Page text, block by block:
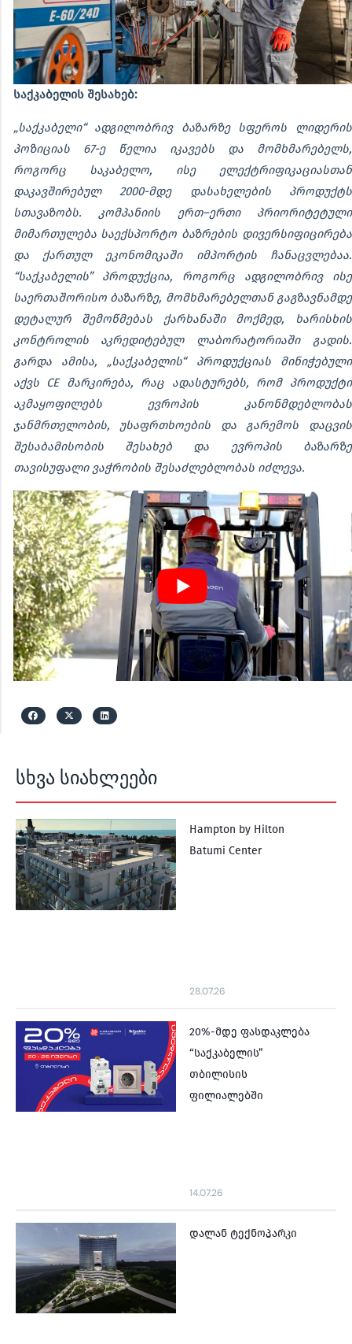
სხვა სიახლეები
Hampton by Hilton
Batumi Center
28.07.26
20%-მდე ფასდაკლება
“საქკაბელის”
თბილისის
ფილიალებში
14.07.26
დალან ტექნოპარკი
საქკაბელის შესახებ:
„საქკაბელი“ ადგილობრივ ბაზარზე სფეროს ლიდერის
პოზიციას 67-ე წელია იკავებს და მომხმარებელს,
როგორც საკაბელო, ისე ელექტრიფიკაციასთან
დაკავშირებულ 2000-მდე დასახელების პროდუქტს
სთავაზობს. კომპანიის ერთ–ერთი პრიორიტეტული
მიმართულება საექსპორტო ბაზრების დივერსიფიცირება
და ქართულ ეკონომიკაში იმპორტის ჩანაცვლებაა.
“საქკაბელის” პროდუქცია, როგორც ადგილობრივ ისე
საერთაშორისო ბაზარზე, მომხმარებელთან გაგზავნამდე
დეტალურ შემოწმებას ქარხანაში მოქმედ, ხარისხის
კონტროლის აკრედიტებულ ლაბორატორიაში გადის.
გარდა ამისა, „საქკაბელის“ პროდუქციას მინიჭებული
აქვს CE მარკირება, რაც ადასტურებს, რომ პროდუქტი
აკმაყოფილებს ევროპის კანონმდებლობას
ჯანმრთელობის, უსაფრთხოების და გარემოს დაცვის
შესაბამისობის შესახებ და ევროპის ბაზარზე
თავისუფალი ვაჭრობის შესაძლებლობას იძლევა.